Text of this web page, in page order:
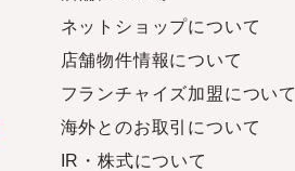
ネットショップについて
店舗物件情報について
フランチャイズ加盟について
海外とのお取引について
IR・株式について